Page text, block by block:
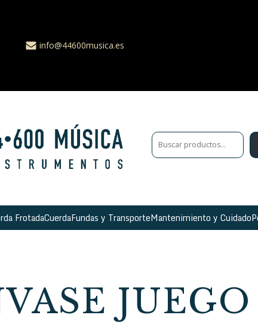
info@44600musica.es
FrotadaCuerdaFundas y TransporteMantenimiento y Cuidado